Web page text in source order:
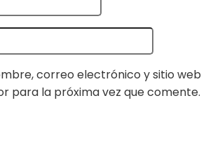
correo electrónico y sitio web
para la próxima vez que comente.